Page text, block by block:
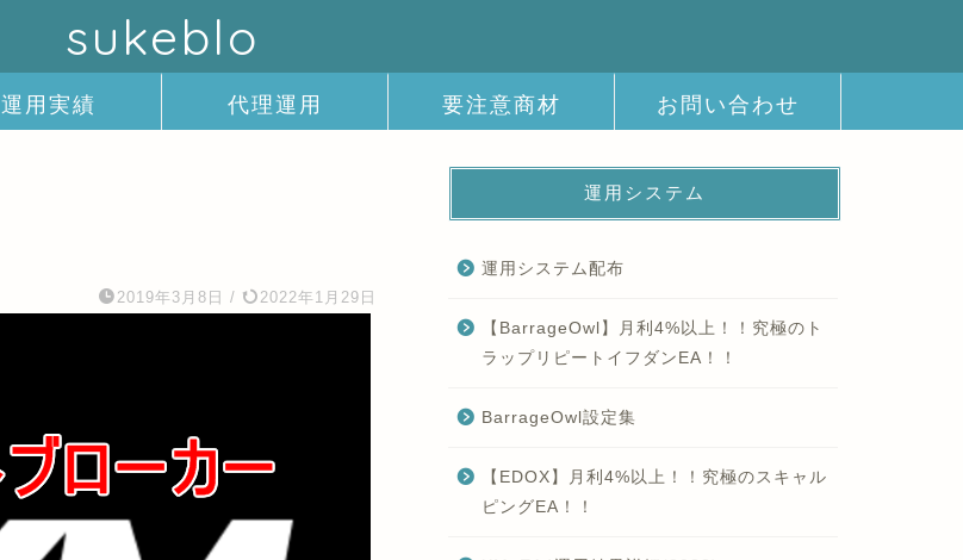
sukeblo
運用実績 代理運用 要注意商材 お問い合わせ
2019年3月8日 / 2022年1月29日
運用システム
運用システム配布
【BarrageOwl】月利4%以上！！究極のト
ラップリピートイフダンEA！！
BarrageOwl設定集
【EDOX】月利4%以上！！究極のスキャル
ピングEA！！